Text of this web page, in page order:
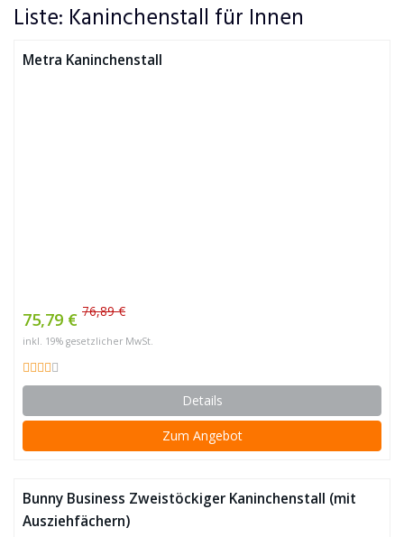
Liste: Kaninchenstall für Innen
Metra Kaninchenstall
75,79 € 76,89 €
inkl. 19% gesetzlicher MwSt.
Details
Zum Angebot
Bunny Business Zweistöckiger Kaninchenstall (mit
Ausziehfächern)